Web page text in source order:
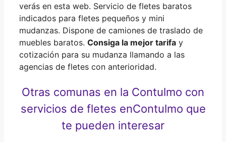
verás en esta web. Servicio de fletes baratos
indicados para fletes pequeños y mini
mudanzas. Dispone de camiones de traslado de
muebles baratos. Consiga la mejor tarifa y
cotización para su mudanza llamando a las
agencias de fletes con anterioridad.
Otras comunas en la Contulmo con
servicios de fletes enContulmo que
te pueden interesar